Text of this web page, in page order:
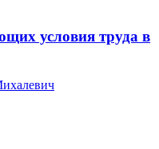
условия труда в